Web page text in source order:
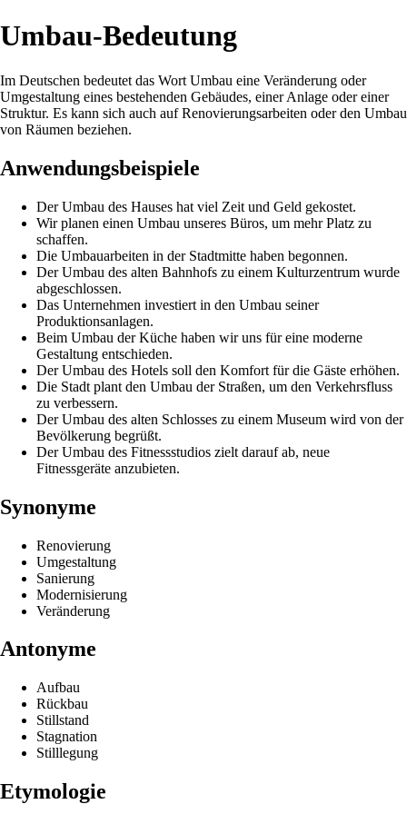
Umbau-Bedeutung
Im Deutschen bedeutet das Wort Umbau eine Veränderung oder
Umgestaltung eines bestehenden Gebäudes, einer Anlage oder einer
Struktur. Es kann sich auch auf Renovierungsarbeiten oder den Umbau
von Räumen beziehen.
Anwendungsbeispiele
Der Umbau des Hauses hat viel Zeit und Geld gekostet.
Wir planen einen Umbau unseres Büros, um mehr Platz zu
schaffen.
Die Umbauarbeiten in der Stadtmitte haben begonnen.
Der Umbau des alten Bahnhofs zu einem Kulturzentrum wurde
abgeschlossen.
Das Unternehmen investiert in den Umbau seiner
Produktionsanlagen.
Beim Umbau der Küche haben wir uns für eine moderne
Gestaltung entschieden.
Der Umbau des Hotels soll den Komfort für die Gäste erhöhen.
Die Stadt plant den Umbau der Straßen, um den Verkehrsfluss
zu verbessern.
Der Umbau des alten Schlosses zu einem Museum wird von der
Bevölkerung begrüßt.
Der Umbau des Fitnessstudios zielt darauf ab, neue
Fitnessgeräte anzubieten.
Synonyme
Renovierung
Umgestaltung
Sanierung
Modernisierung
Veränderung
Antonyme
Aufbau
Rückbau
Stillstand
Stagnation
Stilllegung
Etymologie